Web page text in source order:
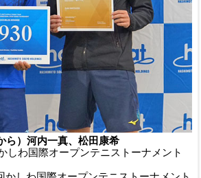
ら）河内一真、松田康希
しわ国際オープンテニストーナメント